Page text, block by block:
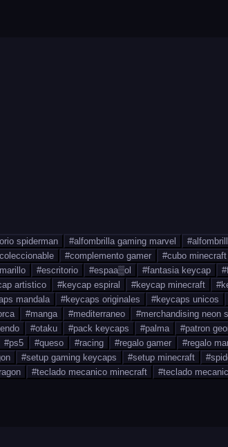
spiderman #alfombrilla gaming marvel #
coleccionable #complemento gamer #cubo minecraft
#escritorio #espaa▒ol #fantasia keycap #
artistico #keycap espiral #keycap minecraft #
mandala #keycaps originales #keycaps unicos
#manga #mediterraneo #merchandising neon
#otaku #pack keycaps #palma #patron
#ps5 #queso #racing #regalo gamer #regalo
#setup gaming keycaps #setup minecraft #
#teclado mecanico minecraft #teclado